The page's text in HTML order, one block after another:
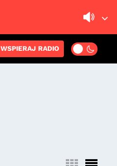
WSPIERAJ RADIO